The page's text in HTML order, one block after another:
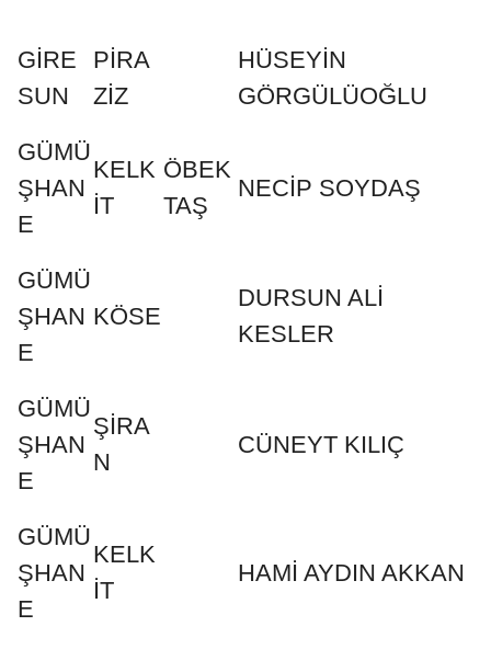
GİRE
SUN
PİRA
ZİZ
HÜSEYİN
GÖRGÜLÜOĞLU
GÜMÜ
ŞHAN
E
KELK
İT
ÖBEK
TAŞ
NECİP SOYDAŞ
GÜMÜ
ŞHAN
E
KÖSE
DURSUN ALİ
KESLER
GÜMÜ
ŞHAN
E
ŞİRA
N
CÜNEYT KILIÇ
GÜMÜ
ŞHAN
E
KELK
İT
HAMİ AYDIN AKKAN